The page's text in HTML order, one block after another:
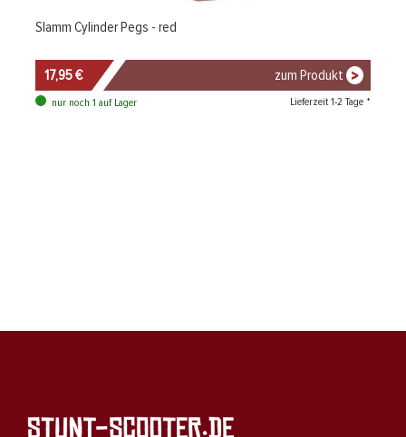
Slamm Cylinder Pegs - red
17,95 € zum Produkt
nur noch 1 auf Lager Lieferzeit 1-2 Tage *